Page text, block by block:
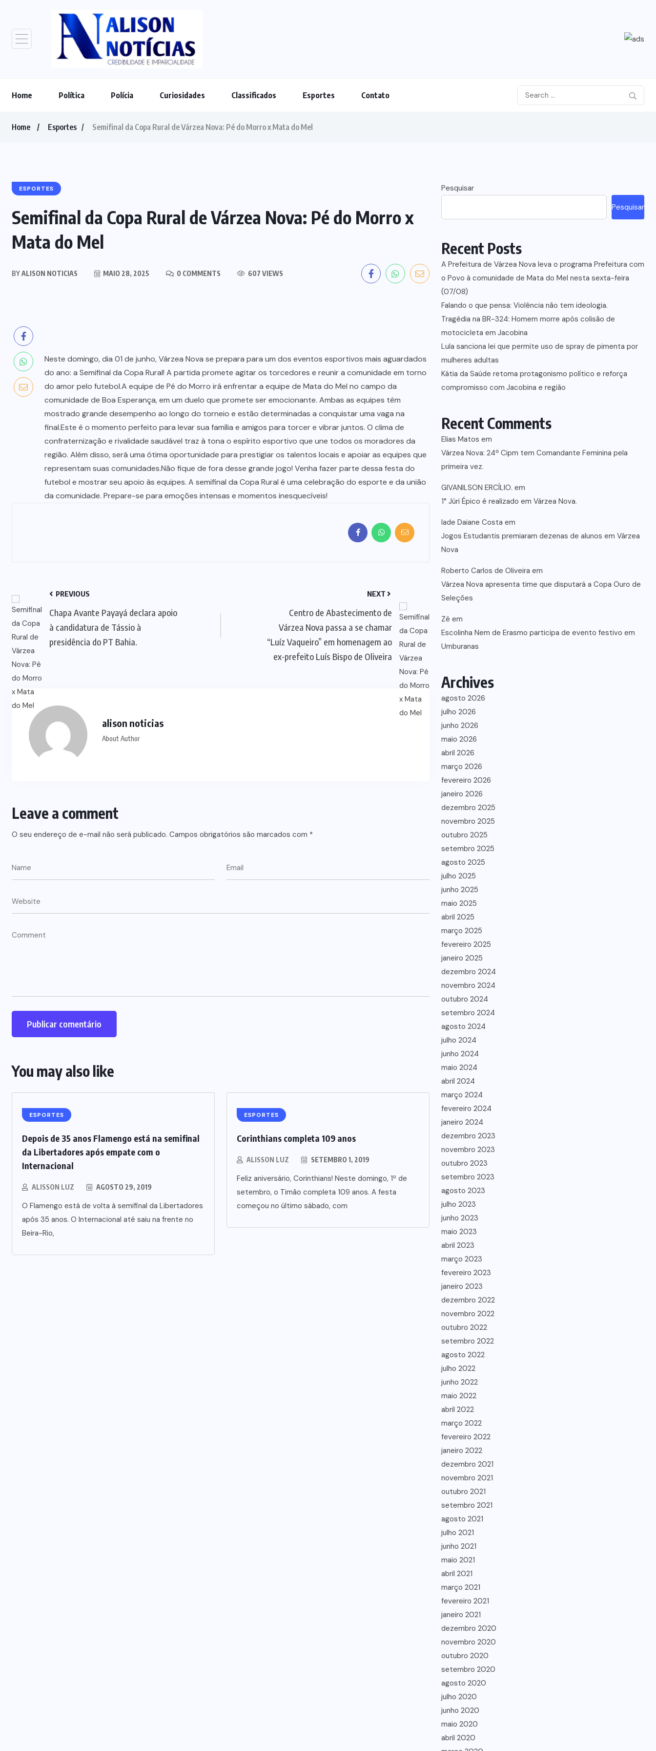
Home Política Polícia Curiosidades Classificados Esportes Contato
Home Esportes Semifinal da Copa Rural de Várzea Nova: Pé do Morro x Mata do Mel
ESPORTES
Semifinal da Copa Rural de Várzea Nova: Pé do Morro x
Mata do Mel
BYALISON NOTICIAS MAIO 28, 2025 0 COMMENTS 607 VIEWS
Neste domingo, dia 01 de junho, Várzea Nova se prepara para um dos eventos esportivos mais aguardados
do ano: a Semifinal da Copa Rural! A partida promete agitar os torcedores e reunir a comunidade em torno
do amor pelo futebol.A equipe de Pé do Morro irá enfrentar a equipe de Mata do Mel no campo da
comunidade de Boa Esperança, em um duelo que promete ser emocionante. Ambas as equipes têm
mostrado grande desempenho ao longo do torneio e estão determinadas a conquistar uma vaga na
final.Este é o momento perfeito para levar sua família e amigos para torcer e vibrar juntos. O clima de
confraternização e rivalidade saudável traz à tona o espírito esportivo que une todos os moradores da
região. Além disso, será uma ótima oportunidade para prestigiar os talentos locais e apoiar as equipes que
representam suas comunidades.Não fique de fora desse grande jogo! Venha fazer parte dessa festa do
futebol e mostrar seu apoio às equipes. A semifinal da Copa Rural é uma celebração do esporte e da união
da comunidade. Prepare-se para emoções intensas e momentos inesquecíveis!
PREVIOUS
Chapa Avante Payayá declara apoio
à candidatura de Tássio à
presidência do PT Bahia.
NEXT
Centro de Abastecimento de
Várzea Nova passa a se chamar
“Luíz Vaqueiro” em homenagem ao
ex-prefeito Luís Bispo de Oliveira
alison noticias
About Author
Leave a comment
O seu endereço de e-mail não será publicado. Campos obrigatórios são marcados com *
You may also like
ESPORTES
Depois de 35 anos Flamengo está na semifinal
da Libertadores após empate com o
Internacional
ALISSON LUZ AGOSTO 29, 2019
O Flamengo está de volta à semifinal da Libertadores
após 35 anos. O Internacional até saiu na frente no
Beira-Rio,
ESPORTES
Corinthians completa 109 anos
ALISSON LUZ SETEMBRO 1, 2019
Feliz aniversário, Corinthians! Neste domingo, 1º de
setembro, o Timão completa 109 anos. A festa
começou no último sábado, com
Pesquisar
Pesquisar
Recent Posts
A Prefeitura de Várzea Nova leva o programa Prefeitura com
o Povo à comunidade de Mata do Mel nesta sexta-feira
(07/08)
Falando o que pensa: Violência não tem ideologia.
Tragédia na BR-324: Homem morre após colisão de
motocicleta em Jacobina
Lula sanciona lei que permite uso de spray de pimenta por
mulheres adultas
Kátia da Saúde retoma protagonismo político e reforça
compromisso com Jacobina e região
Recent Comments
Elias Matos em
Várzea Nova: 24ª Cipm tem Comandante Feminina pela
primeira vez.
GIVANILSON ERCÍLIO. em
1° Júri Épico é realizado em Várzea Nova.
lade Daiane Costa em
Jogos Estudantis premiaram dezenas de alunos em Várzea
Nova
Roberto Carlos de Oliveira em
Várzea Nova apresenta time que disputará a Copa Ouro de
Seleções
Zé em
Escolinha Nem de Erasmo participa de evento festivo em
Umburanas
Archives
agosto 2026
julho 2026
junho 2026
maio 2026
abril 2026
março 2026
fevereiro 2026
janeiro 2026
dezembro 2025
novembro 2025
outubro 2025
setembro 2025
agosto 2025
julho 2025
junho 2025
maio 2025
abril 2025
março 2025
fevereiro 2025
janeiro 2025
dezembro 2024
novembro 2024
outubro 2024
setembro 2024
agosto 2024
julho 2024
junho 2024
maio 2024
abril 2024
março 2024
fevereiro 2024
janeiro 2024
dezembro 2023
novembro 2023
outubro 2023
setembro 2023
agosto 2023
julho 2023
junho 2023
maio 2023
abril 2023
março 2023
fevereiro 2023
janeiro 2023
dezembro 2022
novembro 2022
outubro 2022
setembro 2022
agosto 2022
julho 2022
junho 2022
maio 2022
abril 2022
março 2022
fevereiro 2022
janeiro 2022
dezembro 2021
novembro 2021
outubro 2021
setembro 2021
agosto 2021
julho 2021
junho 2021
maio 2021
abril 2021
março 2021
fevereiro 2021
janeiro 2021
dezembro 2020
novembro 2020
outubro 2020
setembro 2020
agosto 2020
julho 2020
junho 2020
maio 2020
abril 2020